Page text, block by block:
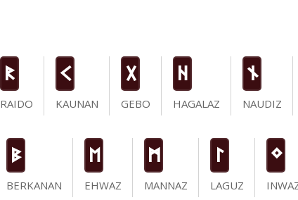
R
RAIDO
K
KAUNAN
G
GEBO
H
HAGALAZ
n
NAUDIZ
B
BERKANAN
E
EHWAZ
M
MANNAZ
L
LAGUZ
N